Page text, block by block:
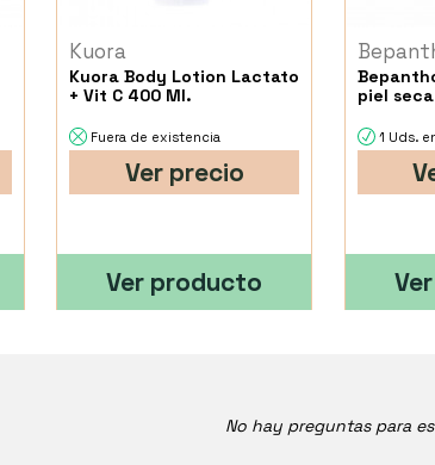
Kuora
Kuora Body Lotion Lactato
+ Vit C 400 Ml.
Fuera de existencia
Ver precio
Ver producto
piel
1 Uds.
No hay preguntas para